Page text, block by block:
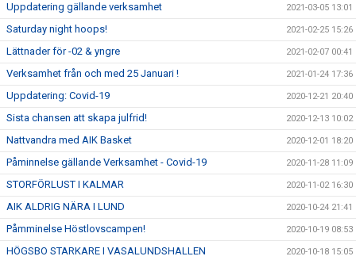
Uppdatering gällande verksamhet 2021-03-05 13:01
Saturday night hoops! 2021-02-25 15:26
Lättnader för -02 & yngre 2021-02-07 00:41
Verksamhet från och med 25 Januari ! 2021-01-24 17:36
Uppdatering: Covid-19 2020-12-21 20:40
Sista chansen att skapa julfrid! 2020-12-13 10:02
Nattvandra med AIK Basket 2020-12-01 18:20
Påminnelse gällande Verksamhet - Covid-19 2020-11-28 11:09
STORFÖRLUST I KALMAR 2020-11-02 16:30
AIK ALDRIG NÄRA I LUND 2020-10-24 21:41
Påmminelse Höstlovscampen! 2020-10-19 08:53
HÖGSBO STARKARE I VASALUNDSHALLEN 2020-10-18 15:05